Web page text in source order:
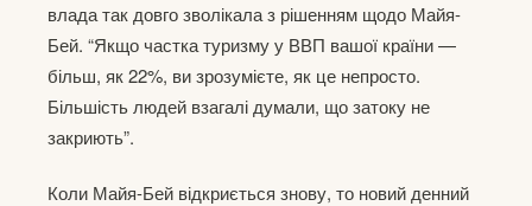
влада так довго зволікала з рішенням щодо Майя-
Бей. “Якщо частка туризму у ВВП вашої країни —
більш, як 22%, ви зрозумієте, як це непросто.
Більшість людей взагалі думали, що затоку не
закриють”.
Коли Майя-Бей відкриється знову, то новий денний